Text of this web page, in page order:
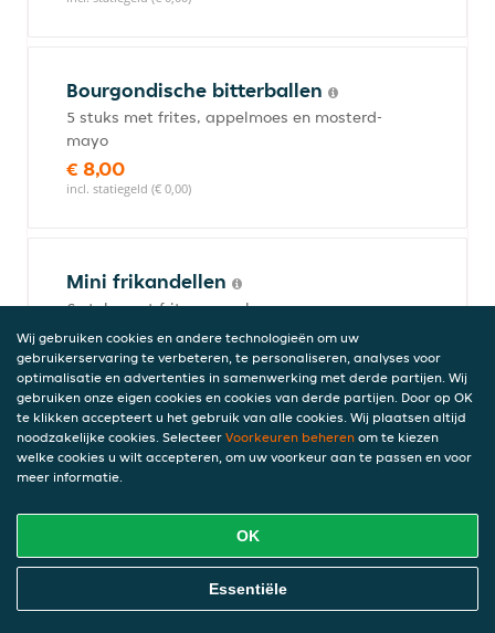
Bourgondische bitterballen
5 stuks met frites, appelmoes en mosterd-
mayo
€ 8,00
incl. statiegeld (€ 0,00)
Mini frikandellen
6 stuks met frites, appelmoes en mayo
€ 7,00
incl. statiegeld (€ 0,00)
Kip sateetje
Gemarineerde kipfilet met huisgemaakte
€ 8,00
incl. statiegeld (€ 0,00)
Online Eten Bestellen
Wij gebruiken cookies en andere technologieën om uw
gebruikerservaring te verbeteren, te personaliseren, analyses voor
optimalisatie en advertenties in samenwerking met derde partijen. Wij
gebruiken onze eigen cookies en cookies van derde partijen. Door op OK
te klikken accepteert u het gebruik van alle cookies. Wij plaatsen altijd
noodzakelijke cookies. Selecteer Voorkeuren beheren om te kiezen
welke cookies u wilt accepteren, om uw voorkeur aan te passen en voor
meer informatie.
OK
Essentiële